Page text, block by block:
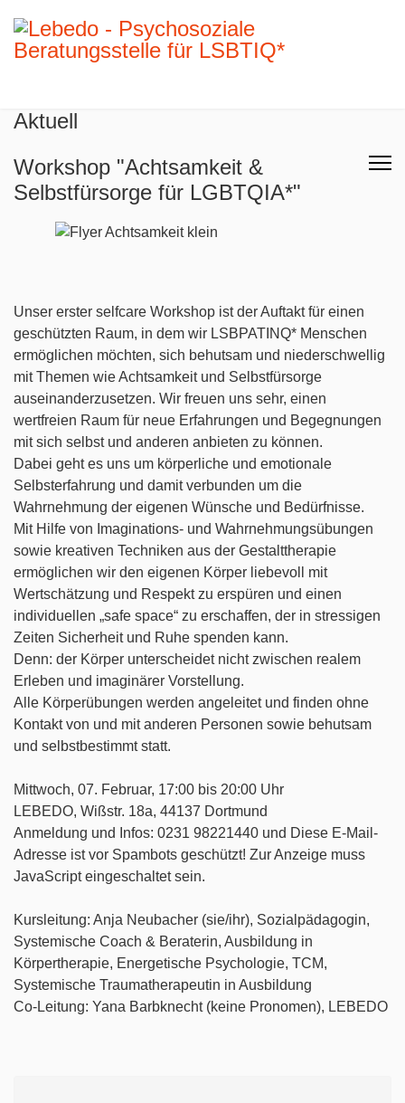
Aktuell
Workshop "Achtsamkeit &
Selbstfürsorge für LGBTQIA*"
Unser erster selfcare Workshop ist der Auftakt für einen
geschützten Raum, in dem wir LSBPATINQ* Menschen
ermöglichen möchten, sich behutsam und niederschwellig
mit Themen wie Achtsamkeit und Selbstfürsorge
auseinanderzusetzen. Wir freuen uns sehr, einen
wertfreien Raum für neue Erfahrungen und Begegnungen
mit sich selbst und anderen anbieten zu können.
Dabei geht es uns um körperliche und emotionale
Selbsterfahrung und damit verbunden um die
Wahrnehmung der eigenen Wünsche und Bedürfnisse.
Mit Hilfe von Imaginations- und Wahrnehmungsübungen
sowie kreativen Techniken aus der Gestalttherapie
ermöglichen wir den eigenen Körper liebevoll mit
Wertschätzung und Respekt zu erspüren und einen
individuellen „safe space“ zu erschaffen, der in stressigen
Zeiten Sicherheit und Ruhe spenden kann.
Denn: der Körper unterscheidet nicht zwischen realem
Erleben und imaginärer Vorstellung.
Alle Körperübungen werden angeleitet und finden ohne
Kontakt von und mit anderen Personen sowie behutsam
und selbstbestimmt statt.
Mittwoch, 07. Februar, 17:00 bis 20:00 Uhr
LEBEDO, Wißstr. 18a, 44137 Dortmund
Anmeldung und Infos: 0231 98221440 und Diese E-Mail-
Adresse ist vor Spambots geschützt! Zur Anzeige muss
JavaScript eingeschaltet sein.
Kursleitung: Anja Neubacher (sie/ihr), Sozialpädagogin,
Systemische Coach & Beraterin, Ausbildung in
Körpertherapie, Energetische Psychologie, TCM,
Systemische Traumatherapeutin in Ausbildung
Co-Leitung: Yana Barbknecht (keine Pronomen), LEBEDO